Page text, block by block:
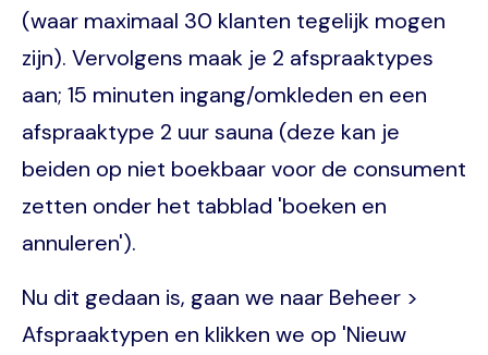
(waar maximaal 30 klanten tegelijk mogen
zijn). Vervolgens maak je 2 afspraaktypes
aan; 15 minuten ingang/omkleden en een
afspraaktype 2 uur sauna (deze kan je
beiden op niet boekbaar voor de consument
zetten onder het tabblad 'boeken en
annuleren').
Nu dit gedaan is, gaan we naar Beheer >
Afspraaktypen en klikken we op 'Nieuw